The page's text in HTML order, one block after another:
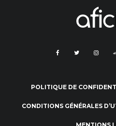
POLITIQUE DE
CONDITIONS GÉNÉRALES